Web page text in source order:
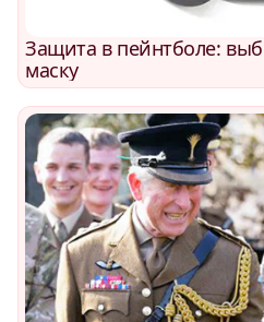
Защита в пейнтболе:
маску